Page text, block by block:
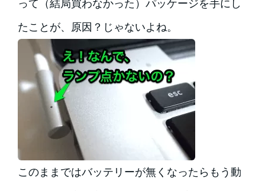
って（結局買わなかった）パッケージを手にし
たことが、原因？じゃないよね。
このままではバッテリーが無くなったらもう動